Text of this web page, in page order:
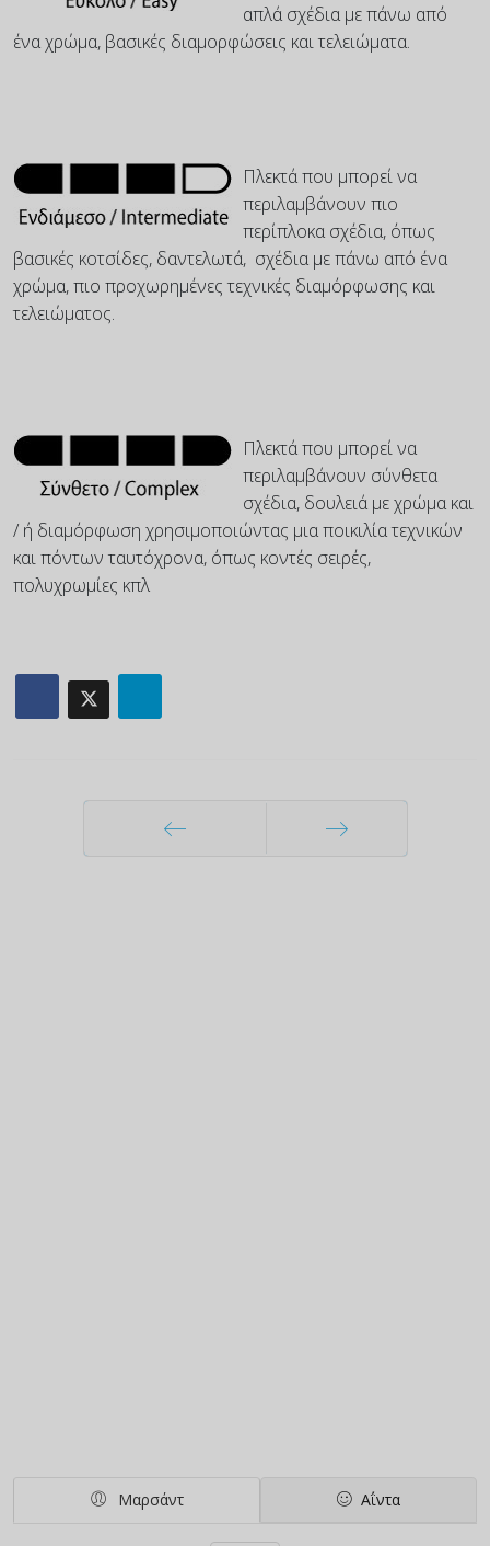
απλά σχέδια με πάνω από
ένα χρώμα, βασικές διαμορφώσεις και τελειώματα.
Πλεκτά που μπορεί να
περιλαμβάνουν πιο
περίπλοκα σχέδια, όπως
βασικές κοτσίδες, δαντελωτά, σχέδια με πάνω από ένα
χρώμα, πιο προχωρημένες τεχνικές διαμόρφωσης και
τελειώματος.
Πλεκτά που μπορεί να
περιλαμβάνουν σύνθετα
σχέδια, δουλειά με χρώμα και
/ ή διαμόρφωση χρησιμοποιώντας μια ποικιλία τεχνικών
και πόντων ταυτόχρονα, όπως κοντές σειρές,
πολυχρωμίες κπλ
Μαρσάντ Αΐντα